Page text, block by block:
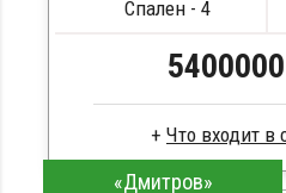
Спален - 4
5400000
Сухой брус
«Дмитров»